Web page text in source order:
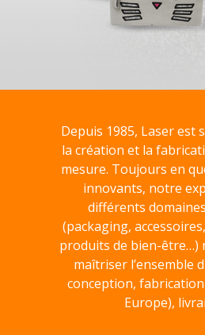
Depuis 1985, Laser est
la création et la
mesure. Toujours en
innovants, notre
différents
(packaging,
produits de bien-être…)
maîtriser l’ensemble
conception,
Europe),